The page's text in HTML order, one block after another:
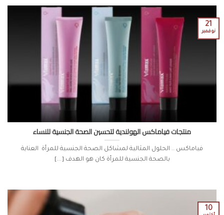
منتجات فياماكس الهولندية لتحسين الصحة الجنسية للنساء
فياماكس .. الحلول المثالية لمشاكل الصحة الجنسية للمرأة العناية
بالصحة الجنسية للمرأة كان هو الهدف [...]
21
نوفمبر
10